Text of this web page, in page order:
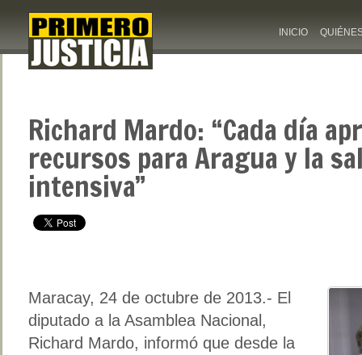
INICIO
Richard Mardo: “Cada día
recursos para Aragua y la
intensiva”
Maracay, 24 de octubre de 2013.- El
diputado a la Asamblea Nacional,
Richard Mardo, informó que desde la